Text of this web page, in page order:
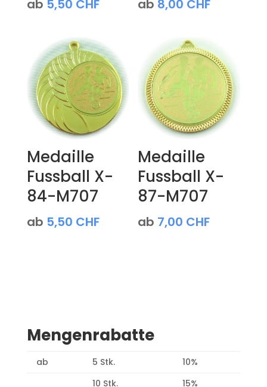
ab 5,50 CHF ab 8,00 CHF
Medaille
Fussball X-
84-M707
ab 5,50 CHF
Medaille
Fussball X-
87-M707
ab 7,00 CHF
Mengenrabatte
ab 5 Stk.
10%
10 Stk.
15%